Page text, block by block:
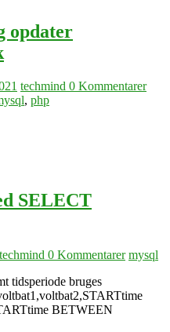
opdater
techmind 0 Kommentarer
, php
SELECT
techmind 0 Kommentarer mysql
tidsperiode bruges
BETWEEN